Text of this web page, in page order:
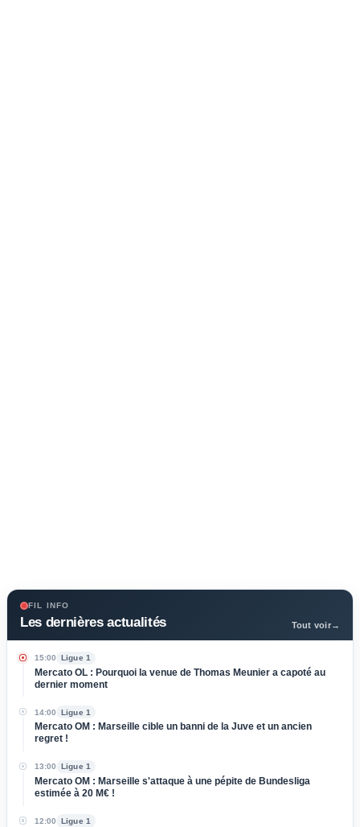
FIL INFO
Les dernières actualités Tout voir→
15:00 Ligue 1
Mercato OL : Pourquoi la venue de Thomas Meunier a capoté au
dernier moment
14:00 Ligue 1
Mercato OM : Marseille cible un banni de la Juve et un ancien
regret !
13:00 Ligue 1
Mercato OM : Marseille s'attaque à une pépite de Bundesliga
estimée à 20 M€ !
12:00 Ligue 1